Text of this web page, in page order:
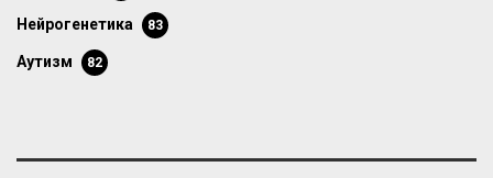
нейрогенетика 83
аутизм 82